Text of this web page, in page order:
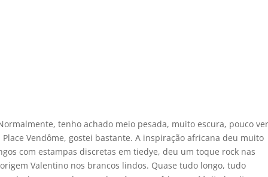
tenho achado meio pesada, muito escura, pouco
Vendôme, gostei bastante. A inspiração africana deu muito
com estampas discretas em tiedye, deu um toque rock nas
Valentino nos brancos lindos. Quase tudo longo, tudo